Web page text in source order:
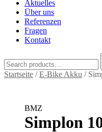
Aktuelles
Über uns
Referenzen
Fragen
Kontakt
for:
Startseite /E-Bike Akku /
BMZ
Simplon